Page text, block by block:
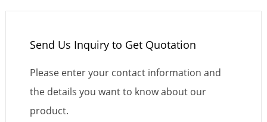
Send Us Inquiry to Get Quotation
Please enter your contact information and
the details you want to know about our
product.